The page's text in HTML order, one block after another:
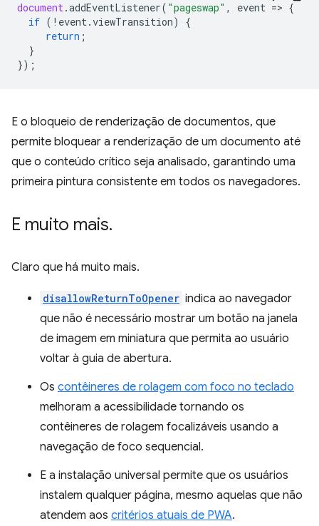
document.addEventListener( "pageswap" , event => {
if ( ! event.viewTransition)
{
return ;
}
});
E o bloqueio de renderização de documentos, que
permite bloquear a renderização de um documento até
que o conteúdo crítico seja analisado, garantindo uma
primeira pintura consistente em todos os navegadores.
E muito mais.
Claro que há muito mais.
disallowReturnToOpener indica ao navegador
que não é necessário mostrar um botão na janela
de imagem em miniatura que permita ao usuário
voltar à guia de abertura.
Os contêineres de rolagem com foco no teclado
melhoram a acessibilidade tornando os
contêineres de rolagem focalizáveis usando a
navegação de foco sequencial.
E a instalação universal permite que os usuários
instalem qualquer página, mesmo aquelas que não
atendem aos critérios atuais de PWA.